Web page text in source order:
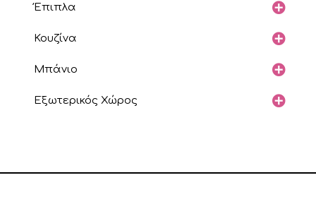
Έπιπλα
Κουζίνα
Μπάνιο
Εξωτερικός Χώρος